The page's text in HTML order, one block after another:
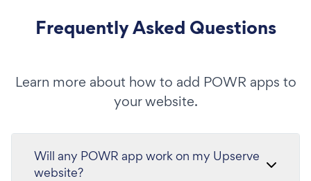
Frequently Asked Questions
Learn more about how to add POWR apps to
your website.
Will any POWR app work on my Upserve
website?